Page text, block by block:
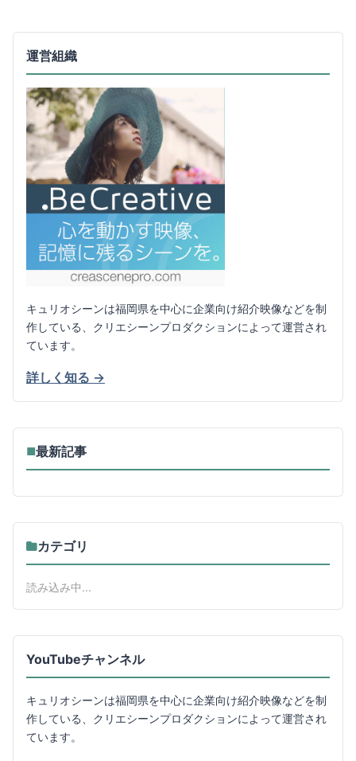
運営組織
キュリオシーンは福岡県を中心に企業向け紹介映像などを制
作している、クリエシーンプロダクションによって運営され
ています。
詳しく知る →
■最新記事
カテゴリ
読み込み中...
YouTubeチャンネル
キュリオシーンは福岡県を中心に企業向け紹介映像などを制
作している、クリエシーンプロダクションによって運営され
ています。